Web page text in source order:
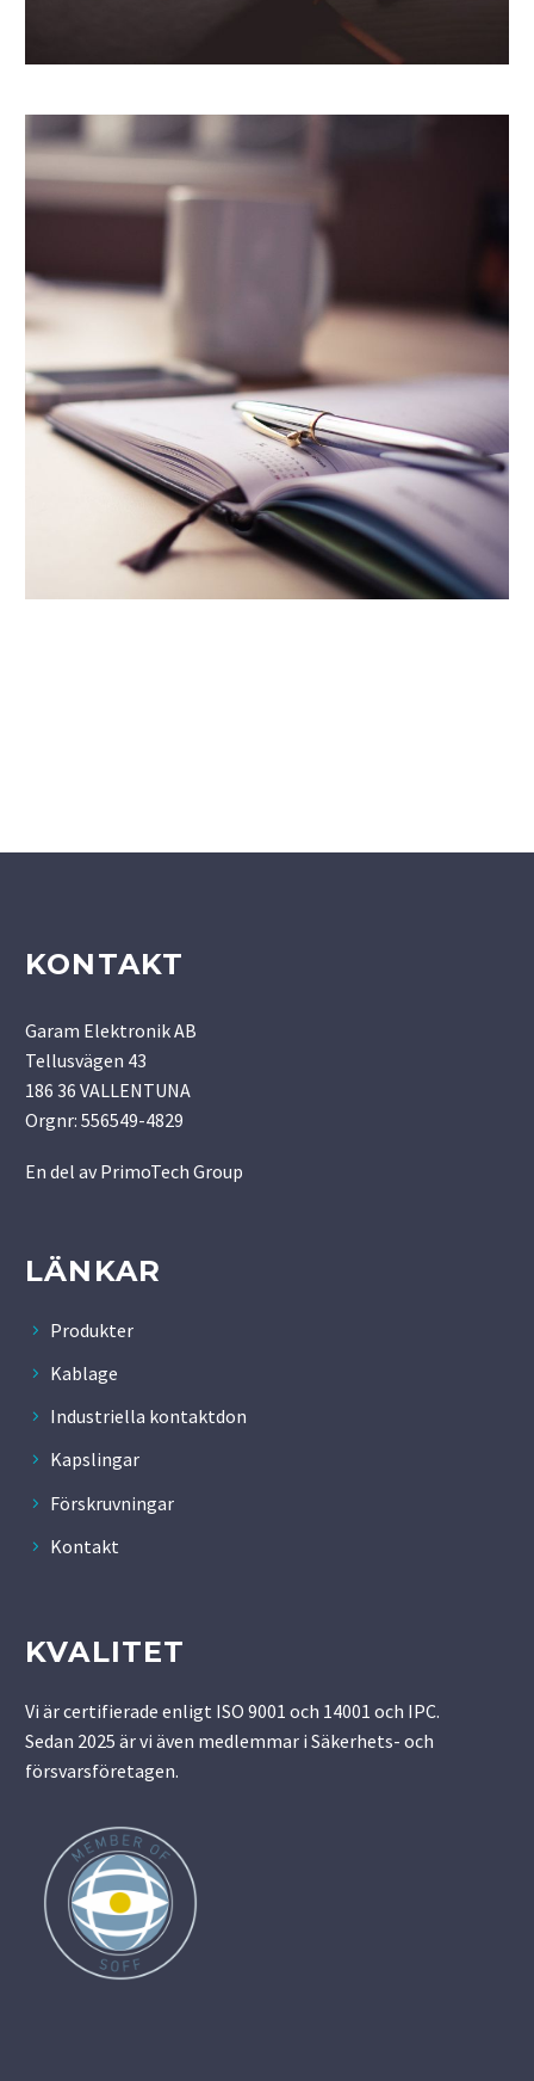
KONTAKT
Garam Elektronik AB
Tellusvägen 43
186 36 VALLENTUNA
Orgnr: 556549-4829
En del av PrimoTech Group
LÄNKAR
Produkter
Kablage
Industriella kontaktdon
Kapslingar
Förskruvningar
Kontakt
KVALITET
Vi är certifierade enligt ISO 9001 och 14001 och IPC.
Sedan 2025 är vi även medlemmar i Säkerhets- och
försvarsföretagen.